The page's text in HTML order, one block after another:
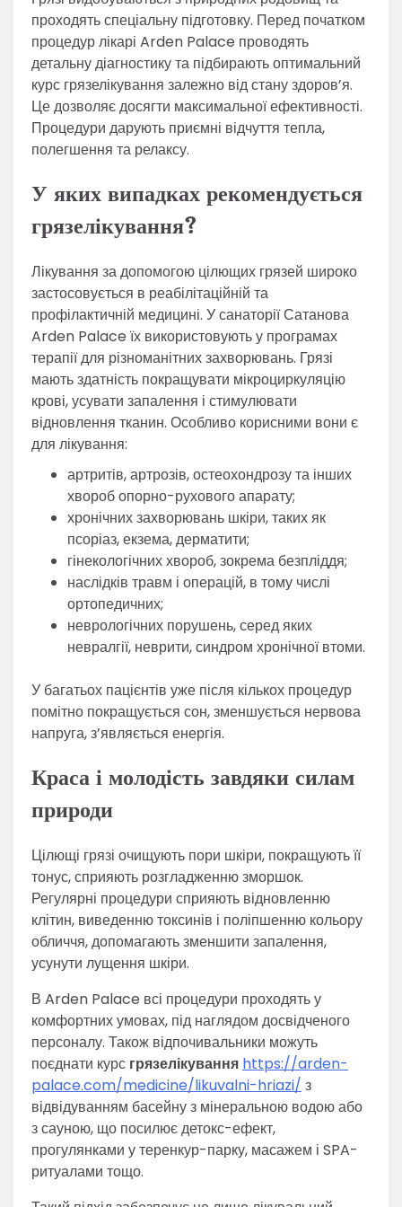
проходять спеціальну підготовку. Перед початком
процедур лікарі Arden Palace проводять
детальну діагностику та підбирають оптимальний
курс грязелікування залежно від стану здоров’я.
Це дозволяє досягти максимальної ефективності.
Процедури дарують приємні відчуття тепла,
полегшення та релаксу.
У яких випадках рекомендується
грязелікування?
Лікування за допомогою цілющих грязей широко
застосовується в реабілітаційній та
профілактичній медицині. У санаторії Сатанова
Arden Palace їх використовують у програмах
терапії для різноманітних захворювань. Грязі
мають здатність покращувати мікроциркуляцію
крові, усувати запалення і стимулювати
відновлення тканин. Особливо корисними вони є
для лікування:
артритів, артрозів, остеохондрозу та інших
хвороб опорно-рухового апарату;
хронічних захворювань шкіри, таких як
псоріаз, екзема, дерматити;
гінекологічних хвороб, зокрема безпліддя;
наслідків травм і операцій, в тому числі
ортопедичних;
неврологічних порушень, серед яких
невралгії, неврити, синдром хронічної втоми.
У багатьох пацієнтів уже після кількох процедур
помітно покращується сон, зменшується нервова
напруга, з’являється енергія.
Краса і молодість завдяки силам
природи
Цілющі грязі очищують пори шкіри, покращують її
тонус, сприяють розгладженню зморшок.
Регулярні процедури сприяють відновленню
клітин, виведенню токсинів і поліпшенню кольору
обличчя, допомагають зменшити запалення,
усунути лущення шкіри.
В Arden Palace всі процедури проходять у
комфортних умовах, під наглядом досвідченого
персоналу. Також відпочивальники можуть
поєднати курс грязелікування https://arden-
palace.com/medicine/likuvalni-hriazi/ з
відвідуванням басейну з мінеральною водою або
з сауною, що посилює детокс-ефект,
прогулянками у теренкур-парку, масажем і SPA-
ритуалами тощо.